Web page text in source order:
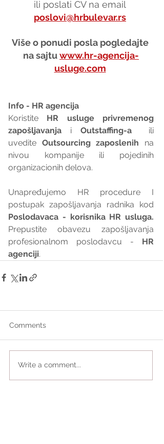
ili poslati CV na email
poslovi@hrbulevar.rs
Više o ponudi posla pogledajte
na sajtu www.hr-agencija-
usluge.com
Info - HR agencija
Koristite HR usluge privremenog
zapošljavanja i Outstaffing-a
  ili
uvedite Outsourcing zaposlenih na
nivou kompanije ili pojedinih
organizacionih delova.
Unapređujemo HR procedure I
Prepustite obavezu zapošljavanja
profesionalnom poslodavcu - HR
agenciji.
Comments
Write a comment...